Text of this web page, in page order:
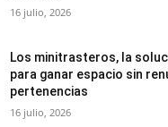
16 julio, 2026
Los minitrasteros, la
para ganar espacio sin
pertenencias
16 julio, 2026